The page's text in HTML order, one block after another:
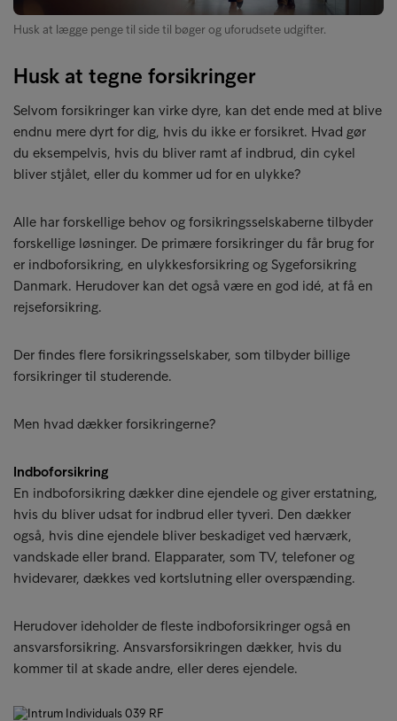
Husk at lægge penge til side til bøger og uforudsete udgifter.
Husk at tegne forsikringer
Selvom forsikringer kan virke dyre, kan det ende med at blive
endnu mere dyrt for dig, hvis du ikke er forsikret. Hvad gør
du eksempelvis, hvis du bliver ramt af indbrud, din cykel
bliver stjålet, eller du kommer ud for en ulykke?
Alle har forskellige behov og forsikringsselskaberne tilbyder
forskellige løsninger. De primære forsikringer du får brug for
er indboforsikring, en ulykkesforsikring og Sygeforsikring
Danmark. Herudover kan det også være en god idé, at få en
rejseforsikring.
Der findes flere forsikringsselskaber, som tilbyder billige
forsikringer til studerende.
Men hvad dækker forsikringerne?
Indboforsikring
En indboforsikring dækker dine ejendele og giver erstatning,
hvis du bliver udsat for indbrud eller tyveri. Den dækker
også, hvis dine ejendele bliver beskadiget ved hærværk,
vandskade eller brand. Elapparater, som TV, telefoner og
hvidevarer, dækkes ved kortslutning eller overspænding.
Herudover ideholder de fleste indboforsikringer også en
ansvarsforsikring. Ansvarsforsikringen dækker, hvis du
kommer til at skade andre, eller deres ejendele.